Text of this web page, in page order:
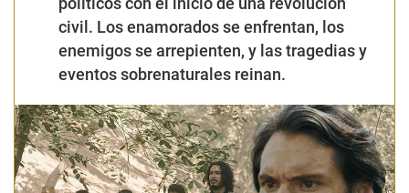
civil. Los enamorados se enfrentan, los
enemigos se arrepienten, y las tragedias y
eventos sobrenaturales reinan.